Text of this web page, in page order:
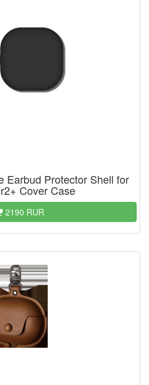
Earbud Protector Shell for
Cover Case
2190 RUR